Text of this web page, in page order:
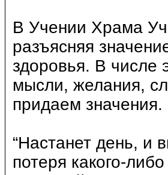
В Учении Храма
разъясняя
здоровья. В числе
мысли, желания,
придаем значения.
“Настанет день, и
потеря какого-